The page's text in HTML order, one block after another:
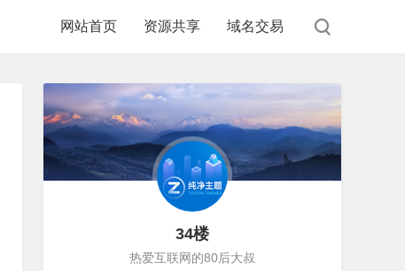
网站首页 资源共享 域名交易
34楼
热爱互联网的80后大叔